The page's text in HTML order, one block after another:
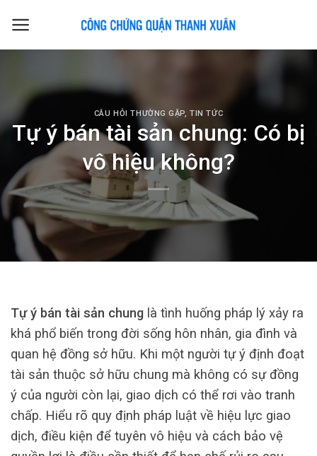
CÂU HỎI THƯỜNG GẶP,TIN TỨC
Tự ý bán tài sản chung: Có bị
vô hiệu không?
Tự ý bán tài sản chung là tình huống pháp lý xảy ra
khá phổ biến trong đời sống hôn nhân, gia đình và
quan hệ đồng sở hữu. Khi một người tự ý định đoạt
tài sản thuộc sở hữu chung mà không có sự đồng
ý của người còn lại, giao dịch có thể rơi vào tranh
chấp. Hiểu rõ quy định pháp luật về hiệu lực giao
dịch, điều kiện để tuyên vô hiệu và cách bảo vệ